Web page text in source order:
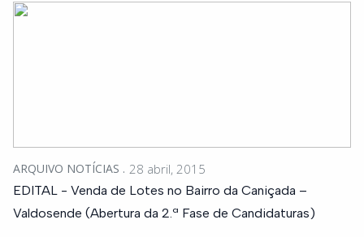
ARQUIVO NOTÍCIAS 28 abril, 2015
EDITAL - Venda de Lotes no Bairro da Caniçada –
Valdosende (Abertura da 2.ª Fase de Candidaturas)